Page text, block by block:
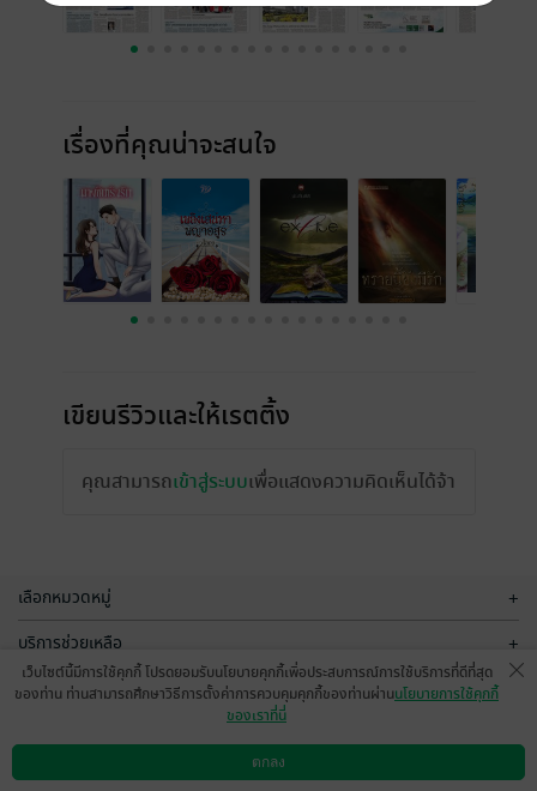
เรื่องที่คุณน่าจะสนใจ
เขียนรีวิวและให้เรตติ้ง
คุณสามารถเข้าสู่ระบบเพื่อแสดงความคิดเห็นได้จ้า
เลือกหมวดหมู่ +
บริการช่วยเหลือ +
เกี่ยวกับเรา
ดาวน์โหลดแอป วิธีการใช้งาน ติดต่อเรา
เว็บไซต์นี้มีการใช้คุกกี้ โปรดยอมรับนโยบายคุกกี้เพื่อประสบการณ์การใช้บริการที่ดีที่สุด
ของท่าน ท่านสามารถศึกษาวิธีการตั้งค่าการควบคุมคุกกี้ของท่านผ่านนโยบายการใช้คุกกี้
ของเราที่นี่
ตกลง